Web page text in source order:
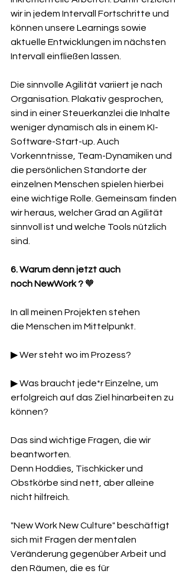
wir in jedem Intervall Fortschritte und
können unsere Learnings sowie
aktuelle Entwicklungen im nächsten
Intervall einfließen lassen.
Die sinnvolle Agilität variiert je nach
Organisation. Plakativ gesprochen,
sind in einer Steuerkanzlei die Inhalte
weniger dynamisch als in einem KI-
Software-Start-up. Auch
Vorkenntnisse, Team-Dynamiken und
die persönlichen Standorte der
einzelnen Menschen spielen hierbei
eine wichtige Rolle. Gemeinsam finden
wir heraus, welcher Grad an Agilität
sinnvoll ist und welche Tools nützlich
sind.
6. Warum denn jetzt auch
noch NewWork ? 🧡
In all meinen Projekten stehen
die Menschen im Mittelpunkt.
▶ Wer steht wo im Prozess?
▶ Was braucht jede*r Einzelne, um
erfolgreich auf das Ziel hinarbeiten zu
können?
Das sind wichtige Fragen, die wir
beantworten.
Denn Hoddies, Tischkicker und
Obstkörbe sind nett, aber alleine
nicht hilfreich.
"New Work New Culture" beschäftigt
sich mit Fragen der mentalen
Veränderung gegenüber Arbeit und
den Räumen, die es für